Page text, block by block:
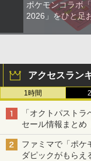
ポケモンコラボ
2026」をひと足
アクセスラン
1時間
「オクトパスト
セール情報まとめ
ニンテンドーeシ
ファミマで「ポケ
ダピックがもらえ